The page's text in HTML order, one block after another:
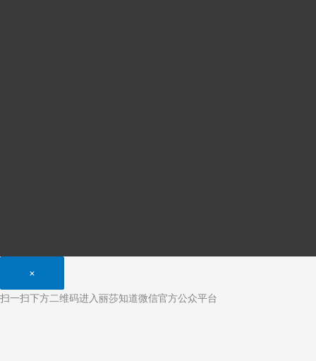
×
扫一扫下方二维码进入丽莎知道微信官方公众平台